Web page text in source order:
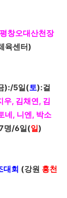
창오대산천장
육센터)
):/5일(토):걸
우, 김채연, 김
네, 니엔, 박소
명/6일(일)
대회 (강원 홍천